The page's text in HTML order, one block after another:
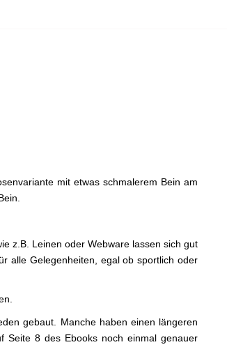
mit etwas schmalerem Bein am
z.B. Leinen oder Webware lassen sich gut
alle Gelegenheiten, egal ob sportlich oder
gebaut. Manche haben einen längeren
Seite 8 des Ebooks noch einmal genauer